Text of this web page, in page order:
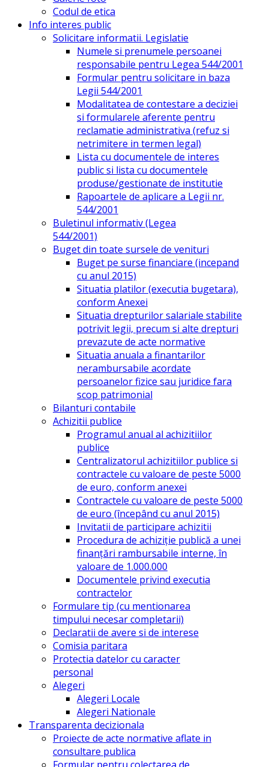
Codul de etica
Info interes public
Solicitare informatii. Legislatie
Numele si prenumele persoanei
responsabile pentru Legea 544/2001
Formular pentru solicitare in baza
Legii 544/2001
Modalitatea de contestare a deciziei
si formularele aferente pentru
reclamatie administrativa (refuz si
netrimitere in termen legal)
Lista cu documentele de interes
public si lista cu documentele
produse/gestionate de institutie
Rapoartele de aplicare a Legii nr.
544/2001
Buletinul informativ (Legea
544/2001)
Buget din toate sursele de venituri
Buget pe surse financiare (incepand
cu anul 2015)
Situatia platilor (executia bugetara),
conform Anexei
Situatia drepturilor salariale stabilite
potrivit legii, precum si alte drepturi
prevazute de acte normative
Situatia anuala a finantarilor
nerambursabile acordate
persoanelor fizice sau juridice fara
scop patrimonial
Bilanturi contabile
Achizitii publice
Programul anual al achizitiilor
publice
Centralizatorul achizitiilor publice si
contractele cu valoare de peste 5000
de euro, conform anexei
Contractele cu valoare de peste 5000
de euro (începând cu anul 2015)
Invitatii de participare achizitii
Procedura de achiziție publică a unei
finanțări rambursabile interne, în
valoare de 1.000.000
Documentele privind executia
contractelor
Formulare tip (cu mentionarea
timpului necesar completarii)
Declaratii de avere si de interese
Comisia paritara
Protectia datelor cu caracter
personal
Alegeri
Alegeri Locale
Alegeri Nationale
Transparenta decizionala
Proiecte de acte normative aflate in
consultare publica
Formular pentru colectarea de